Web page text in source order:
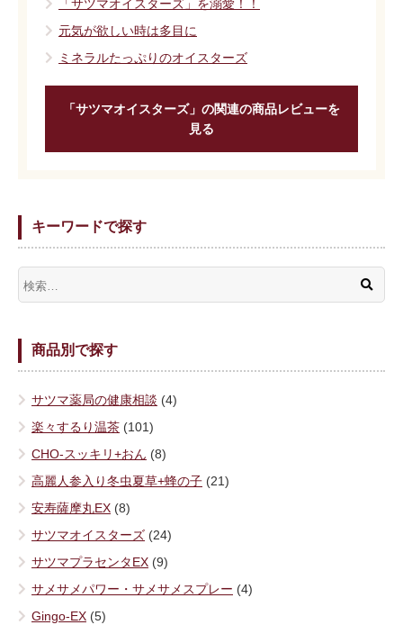
「サツマオイスターズ」を溺愛！！
元気が欲しい時は多目に
ミネラルたっぷりのオイスターズ
「サツマオイスターズ」の関連の商品レビューを
見る
キーワードで探す
商品別で探す
サツマ薬局の健康相談 (4)
楽々するり温茶 (101)
CHO-スッキリ+おん (8)
高麗人参入り冬虫夏草+蜂の子 (21)
安寿薩摩丸EX (8)
サツマオイスターズ (24)
サツマプラセンタEX (9)
サメサメパワー・サメサメスプレー (4)
Gingo-EX (5)